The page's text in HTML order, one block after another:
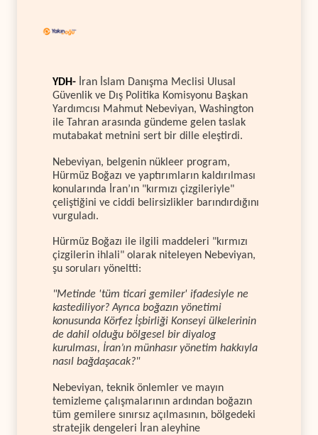
YDH- İran İslam Danışma Meclisi Ulusal
Güvenlik ve Dış Politika Komisyonu Başkan
Yardımcısı Mahmut Nebeviyan, Washington
ile Tahran arasında gündeme gelen taslak
mutabakat metnini sert bir dille eleştirdi.
Nebeviyan, belgenin nükleer program,
Hürmüz Boğazı ve yaptırımların kaldırılması
konularında İran’ın "kırmızı çizgileriyle"
çeliştiğini ve ciddi belirsizlikler barındırdığını
vurguladı.
Hürmüz Boğazı ile ilgili maddeleri "kırmızı
çizgilerin ihlali" olarak niteleyen Nebeviyan,
şu soruları yöneltti:
"Metinde 'tüm ticari gemiler' ifadesiyle ne
kastediliyor? Ayrıca boğazın yönetimi
konusunda Körfez İşbirliği Konseyi ülkelerinin
de dahil olduğu bölgesel bir diyalog
kurulması, İran’ın münhasır yönetim hakkıyla
nasıl bağdaşacak?"
Nebeviyan, teknik önlemler ve mayın
temizleme çalışmalarının ardından boğazın
tüm gemilere sınırsız açılmasının, bölgedeki
stratejik dengeleri İran aleyhine